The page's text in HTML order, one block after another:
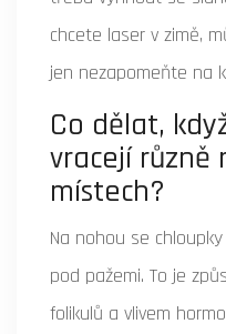
chcete laser v zimě,
jen nezapomeňte na
Co dělat,
vracejí různě
místech?
Na nohou se
pod pažemi. To je
folikulů a vlivem